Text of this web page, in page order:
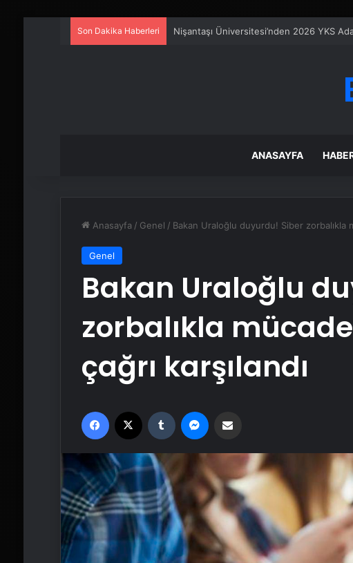
Son Dakika Haberleri Petmona : Kedi Maması ve Köpek
ANASAYFA
Anasayfa / Genel / Bakan Uraloğlu duyurdu! Siber zorbalıkla
Genel
Bakan Uraloğlu
zorbalıkla
çağrı karşılandı
Facebook Tumblr